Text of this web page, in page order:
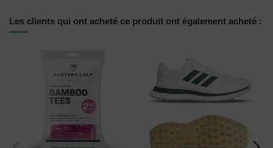
Les clients qui ont acheté ce produit ont également acheté :